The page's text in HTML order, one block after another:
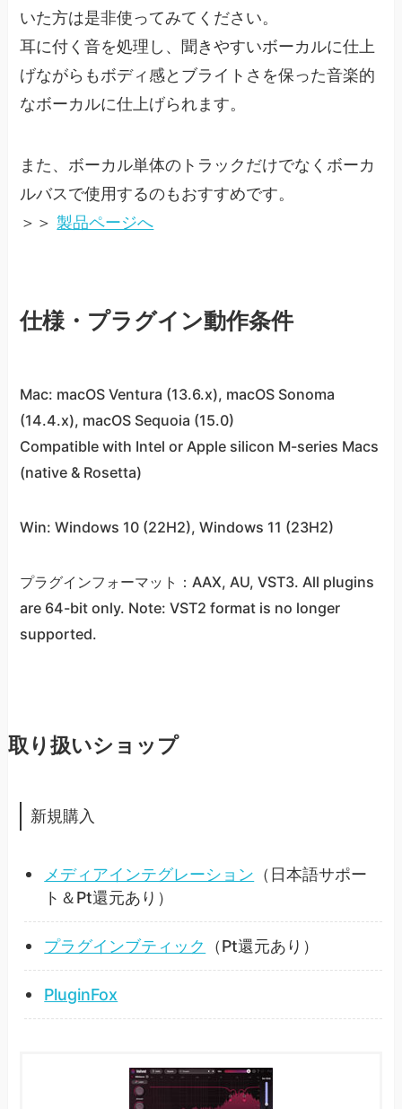
いた方は是非使ってみてください。
耳に付く音を処理し、聞きやすいボーカルに仕上
げながらもボディ感とブライトさを保った音楽的
なボーカルに仕上げられます。
また、ボーカル単体のトラックだけでなくボーカ
ルバスで使用するのもおすすめです。
＞＞ 製品ページへ
仕様・プラグイン動作条件
Mac: macOS Ventura (13.6.x), macOS Sonoma
(14.4.x), macOS Sequoia (15.0)
Compatible with Intel or Apple silicon M-series Macs
(native & Rosetta)
Win: Windows 10 (22H2), Windows 11 (23H2)
プラグインフォーマット：AAX, AU, VST3. All plugins
are 64-bit only. Note: VST2 format is no longer
supported.
取り扱いショップ
新規購入
メディアインテグレーション （日本語サポー
ト＆Pt還元あり）
プラグインブティック （Pt還元あり）
PluginFox